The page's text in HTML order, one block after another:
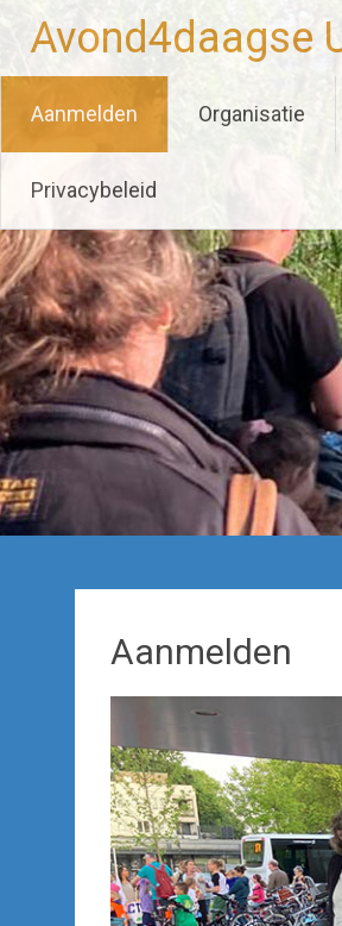
naar
de
Avond4daagse
Aanmelden Organisatie
Privacybeleid
Aanmelden